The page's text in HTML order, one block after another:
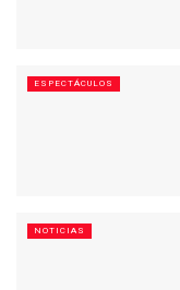
ESPECTÁCULOS
NOTICIAS